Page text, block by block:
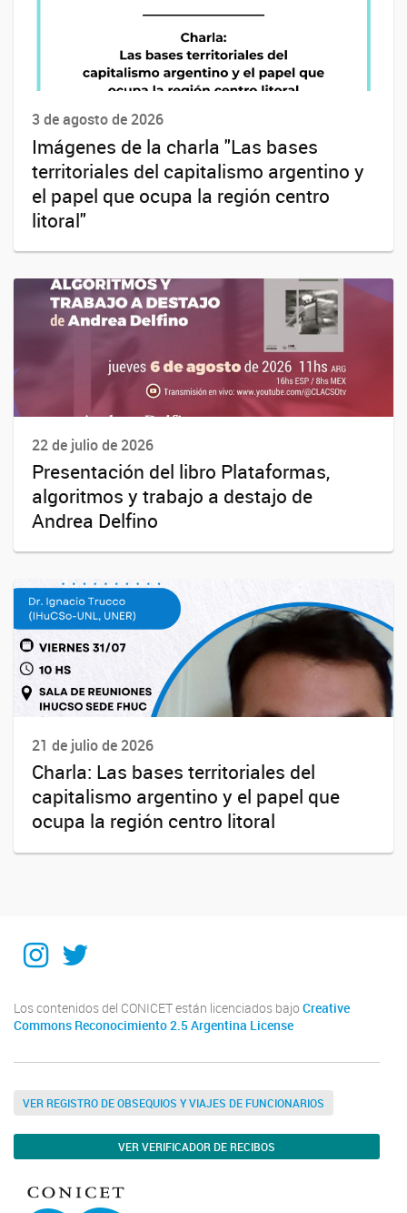
3 de agosto de 2026
Imágenes de la charla "Las bases
territoriales del capitalismo argentino y
el papel que ocupa la región centro
litoral"
22 de julio de 2026
Presentación del libro Plataformas,
algoritmos y trabajo a destajo de
Andrea Delfino
21 de julio de 2026
Charla: Las bases territoriales del
capitalismo argentino y el papel que
ocupa la región centro litoral
Instagram
Twitter
Los contenidos del CONICET están licenciados bajo Creative
Commons Reconocimiento 2.5 Argentina License
VER REGISTRO DE OBSEQUIOS Y VIAJES DE FUNCIONARIOS
VER VERIFICADOR DE RECIBOS